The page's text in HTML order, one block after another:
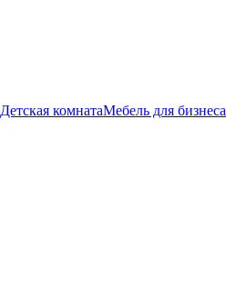
Детская комнатаМебель для бизнеса